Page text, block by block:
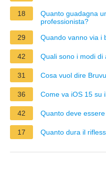
18
Quanto guadagna
professionista?
29
Quando vanno via i
42 Quali sono i modi di
31 Cosa vuol dire
36 Come va iOS 15 su
42 Quanto deve
17 Quanto dura il